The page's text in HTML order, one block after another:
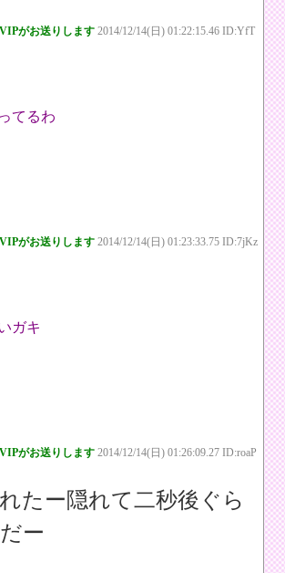
がお送りします 2014/12/14(日) 01:22:15.46 ID:YfT
てるわ
がお送りします 2014/12/14(日) 01:23:33.75 ID:7jKz
ガキ
がお送りします 2014/12/14(日) 01:26:09.27 ID:roaP
たー隠れて二秒後ぐら
ー